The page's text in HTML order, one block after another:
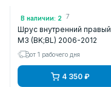
В наличии: 2
Арт.: NPWMZ027
Шрус внутренний правый
M3 (BK;BL) 2006-2012
от 1 рабочего дня
4 350 ₽